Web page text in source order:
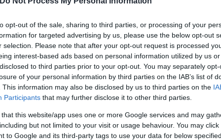
opt-out of the sale, sharing to third parties, or processing of your
for targeted advertising by us, please use the below opt-out
selection. Please note that after your opt-out request is processed
interest-based ads based on personal information utilized by us
to third parties prior to your opt-out. You may separately
of your personal information by third parties on the IAB’s list of
This information may also be disclosed by us to third parties on the
Participants that may further disclose it to other third parties.
that this website/app uses one or more Google services and may
but not limited to your visit or usage behaviour. You may
to Google and its third-party tags to use your data for below
πολιτικής
κινείται και η επίθεση της λαϊκής
την ώρα που η γερμανική Κεντρική Τράπεζα
αναφορικά με την οικονομική πολιτική της
φίλια πυρά εκ Βερολίνου.